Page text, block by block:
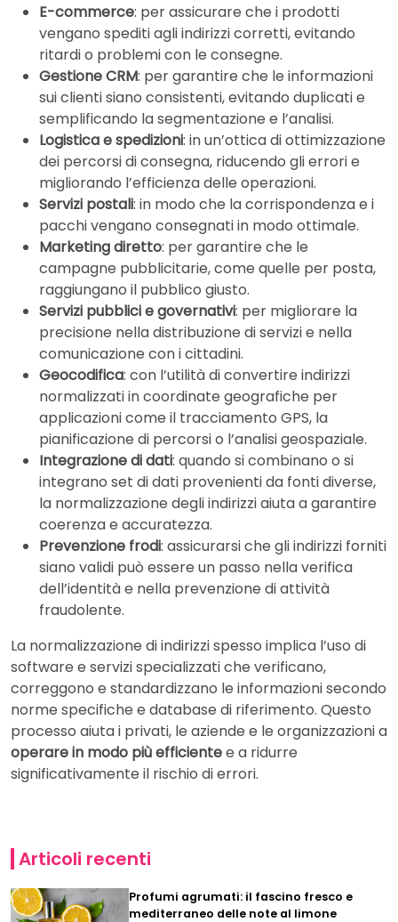
E-commerce: per assicurare che i prodotti
vengano spediti agli indirizzi corretti, evitando
ritardi o problemi con le consegne.
Gestione CRM: per garantire che le informazioni
sui clienti siano consistenti, evitando duplicati e
semplificando la segmentazione e l’analisi.
Logistica e spedizioni: in un’ottica di ottimizzazione
dei percorsi di consegna, riducendo gli errori e
migliorando l’efficienza delle operazioni.
Servizi postali: in modo che la corrispondenza e i
pacchi vengano consegnati in modo ottimale.
Marketing diretto: per garantire che le
campagne pubblicitarie, come quelle per posta,
raggiungano il pubblico giusto.
Servizi pubblici e governativi: per migliorare la
precisione nella distribuzione di servizi e nella
comunicazione con i cittadini.
Geocodifica: con l’utilità di convertire indirizzi
normalizzati in coordinate geografiche per
applicazioni come il tracciamento GPS, la
pianificazione di percorsi o l’analisi geospaziale.
Integrazione di dati: quando si combinano o si
integrano set di dati provenienti da fonti diverse,
la normalizzazione degli indirizzi aiuta a garantire
coerenza e accuratezza.
Prevenzione frodi: assicurarsi che gli indirizzi forniti
siano validi può essere un passo nella verifica
dell’identità e nella prevenzione di attività
fraudolente.
La normalizzazione di indirizzi spesso implica l’uso di
software e servizi specializzati che verificano,
correggono e standardizzano le informazioni secondo
norme specifiche e database di riferimento. Questo
processo aiuta i privati, le aziende e le organizzazioni a
operare in modo più efficientee a ridurre
significativamente il rischio di errori.
Articoli recenti
Profumi agrumati: il fascino fresco e
mediterraneo delle note al limone